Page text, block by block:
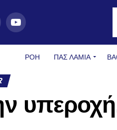
ΡΟΗ ΠΑΣ ΛΑΜΊΑ